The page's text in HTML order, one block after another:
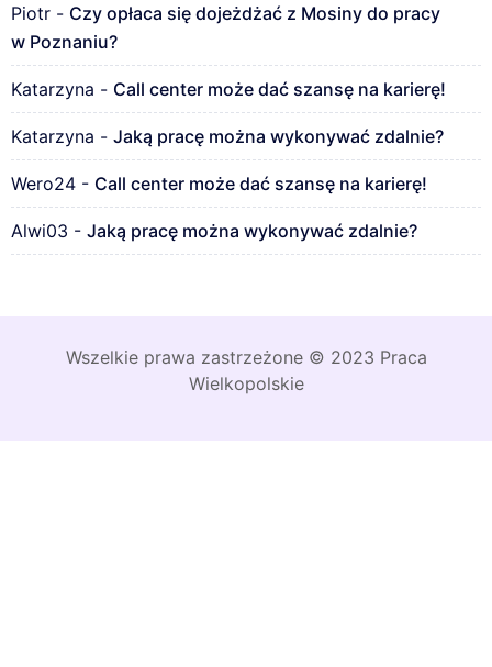
Piotr - Czy opłaca się dojeżdżać z Mosiny do pracy
w Poznaniu?
Katarzyna - Call center może dać szansę na karierę!
Katarzyna - Jaką pracę można wykonywać zdalnie?
Wero24 - Call center może dać szansę na karierę!
Alwi03 - Jaką pracę można wykonywać zdalnie?
Wszelkie prawa zastrzeżone © 2023 Praca
Wielkopolskie